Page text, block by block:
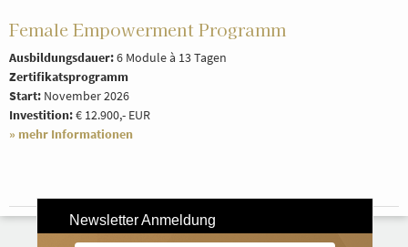
Female Empowerment Programm
Ausbildungsdauer:6 Module à 13 Tagen
Zertifikatsprogramm
Start: November 2026
Investition:€ 12.900,- EUR
» mehr Informationen